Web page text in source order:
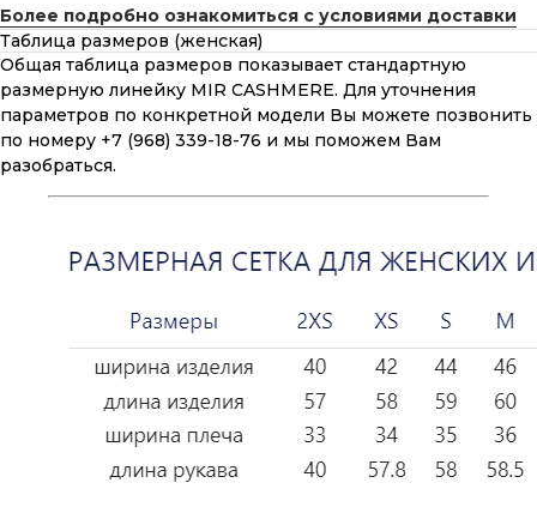
Более подробно ознакомиться с условиями доставки
Таблица размеров (женская)
Общая таблица размеров показывает стандартную
размерную линейку MIR CASHMERE. Для уточнения
параметров по конкретной модели Вы можете позвонить
по номеру +7 (968) 339-18-76 и мы поможем Вам
разобраться.